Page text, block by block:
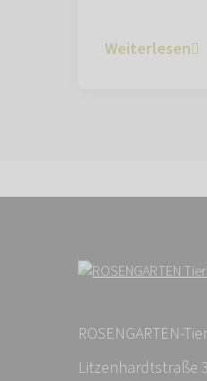
Weiterlesen
ROSENGARTEN-
Litzenhardtstraße